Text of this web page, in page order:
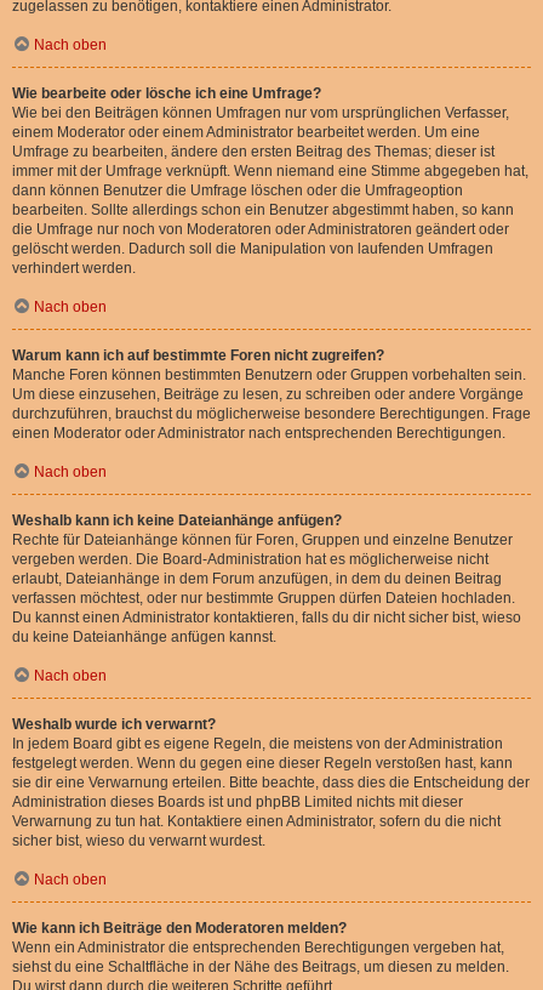
zugelassen zu benötigen, kontaktiere einen Administrator.
Nach oben
Wie bearbeite oder lösche ich eine Umfrage?
Wie bei den Beiträgen können Umfragen nur vom ursprünglichen Verfasser,
einem Moderator oder einem Administrator bearbeitet werden. Um eine
Umfrage zu bearbeiten, ändere den ersten Beitrag des Themas; dieser ist
immer mit der Umfrage verknüpft. Wenn niemand eine Stimme abgegeben hat,
dann können Benutzer die Umfrage löschen oder die Umfrageoption
bearbeiten. Sollte allerdings schon ein Benutzer abgestimmt haben, so kann
die Umfrage nur noch von Moderatoren oder Administratoren geändert oder
gelöscht werden. Dadurch soll die Manipulation von laufenden Umfragen
verhindert werden.
Nach oben
Warum kann ich auf bestimmte Foren nicht zugreifen?
Manche Foren können bestimmten Benutzern oder Gruppen vorbehalten sein.
Um diese einzusehen, Beiträge zu lesen, zu schreiben oder andere Vorgänge
durchzuführen, brauchst du möglicherweise besondere Berechtigungen. Frage
einen Moderator oder Administrator nach entsprechenden Berechtigungen.
Nach oben
Weshalb kann ich keine Dateianhänge anfügen?
Rechte für Dateianhänge können für Foren, Gruppen und einzelne Benutzer
vergeben werden. Die Board-Administration hat es möglicherweise nicht
erlaubt, Dateianhänge in dem Forum anzufügen, in dem du deinen Beitrag
verfassen möchtest, oder nur bestimmte Gruppen dürfen Dateien hochladen.
Du kannst einen Administrator kontaktieren, falls du dir nicht sicher bist, wieso
du keine Dateianhänge anfügen kannst.
Nach oben
Weshalb wurde ich verwarnt?
In jedem Board gibt es eigene Regeln, die meistens von der Administration
festgelegt werden. Wenn du gegen eine dieser Regeln verstoßen hast, kann
sie dir eine Verwarnung erteilen. Bitte beachte, dass dies die Entscheidung der
Administration dieses Boards ist und phpBB Limited nichts mit dieser
Verwarnung zu tun hat. Kontaktiere einen Administrator, sofern du die nicht
sicher bist, wieso du verwarnt wurdest.
Nach oben
Wie kann ich Beiträge den Moderatoren melden?
Wenn ein Administrator die entsprechenden Berechtigungen vergeben hat,
siehst du eine Schaltfläche in der Nähe des Beitrags, um diesen zu melden.
Du wirst dann durch die weiteren Schritte geführt.